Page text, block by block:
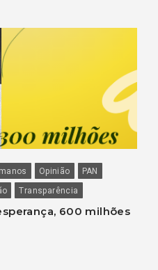
Opinião
PAN
Transparência
600 milhões